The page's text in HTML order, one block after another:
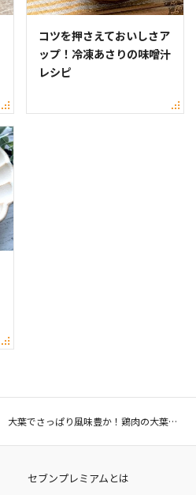
コツを押さえておいしさア
ップ！冷凍あさりの味噌汁
レシピ
大葉でさっぱり風味豊か！鶏肉の大葉みそ炒めのレシピ
セブンプレミアムとは